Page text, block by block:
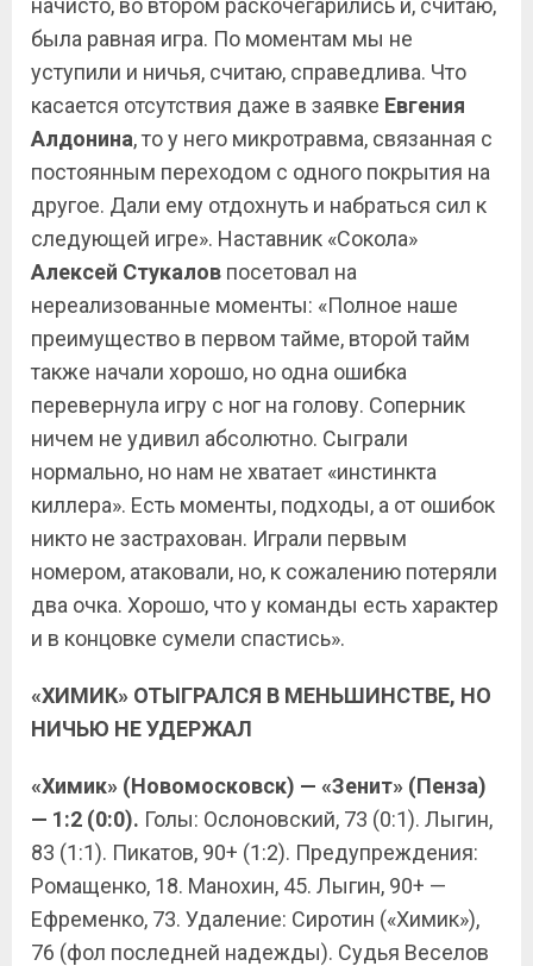
начисто, во втором раскочегарились и, считаю,
была равная игра. По моментам мы не
уступили и ничья, считаю, справедлива. Что
касается отсутствия даже в заявке Евгения
Алдонина, то у него микротравма, связанная с
постоянным переходом с одного покрытия на
другое. Дали ему отдохнуть и набраться сил к
следующей игре». Наставник «Сокола»
Алексей Стукалов посетовал на
нереализованные моменты: «Полное наше
преимущество в первом тайме, второй тайм
также начали хорошо, но одна ошибка
перевернула игру с ног на голову. Соперник
ничем не удивил абсолютно. Сыграли
нормально, но нам не хватает «инстинкта
киллера». Есть моменты, подходы, а от ошибок
никто не застрахован. Играли первым
номером, атаковали, но, к сожалению потеряли
два очка. Хорошо, что у команды есть характер
и в концовке сумели спастись».
«ХИМИК» ОТЫГРАЛСЯ В МЕНЬШИНСТВЕ, НО
НИЧЬЮ НЕ УДЕРЖАЛ
«Химик» (Новомосковск) — «Зенит» (Пенза)
— 1:2 (0:0). Голы: Ослоновский, 73 (0:1). Лыгин,
83 (1:1). Пикатов, 90+ (1:2). Предупреждения:
Ромащенко, 18. Манохин, 45. Лыгин, 90+ —
Ефременко, 73. Удаление: Сиротин («Химик»),
76 (фол последней надежды). Судья Веселов